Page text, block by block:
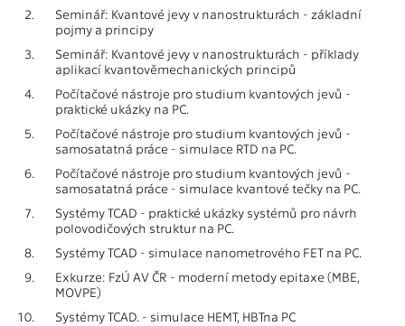
2.
Seminář: Kvantové jevy v nanostrukturách - základní
pojmy a principy
3.
Seminář: Kvantové jevy v nanostrukturách - příklady
aplikací kvantověmechanických principů
4.
Počítačové nástroje pro studium kvantových jevů -
praktické ukázky na PC.
5.
Počítačové nástroje pro studium kvantových jevů -
samosatatná práce - simulace RTD na PC.
6.
Počítačové nástroje pro studium kvantových jevů -
samosatatná práce - simulace kvantové tečky na PC.
7.
Systémy TCAD - praktické ukázky systémů pro návrh
polovodičových struktur na PC.
8.
Systémy TCAD - simulace nanometrového FET na PC.
9.
Exkurze: FzÚ AV ČR - moderní metody epitaxe (MBE,
MOVPE)
10.
Systémy TCAD. - simulace HEMT, HBTna PC